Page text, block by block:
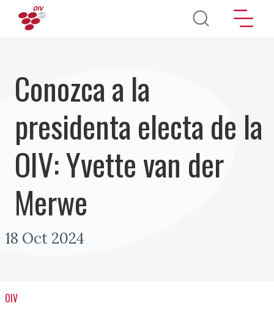
Pasar al contenido principal
Conozca a la
presidenta electa de la
OIV: Yvette van der
Merwe
18 Oct 2024
OIV